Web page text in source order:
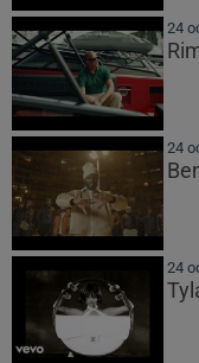
24
24
24